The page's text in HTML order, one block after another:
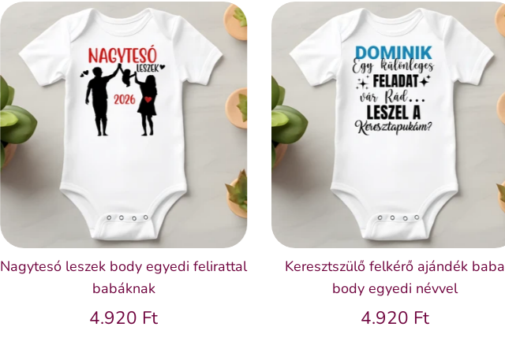
Nagytesó leszek body egyedi felirattal
babáknak
4.920 Ft
Keresztszülő felkérő ajándék baba
body egyedi névvel
4.920 Ft